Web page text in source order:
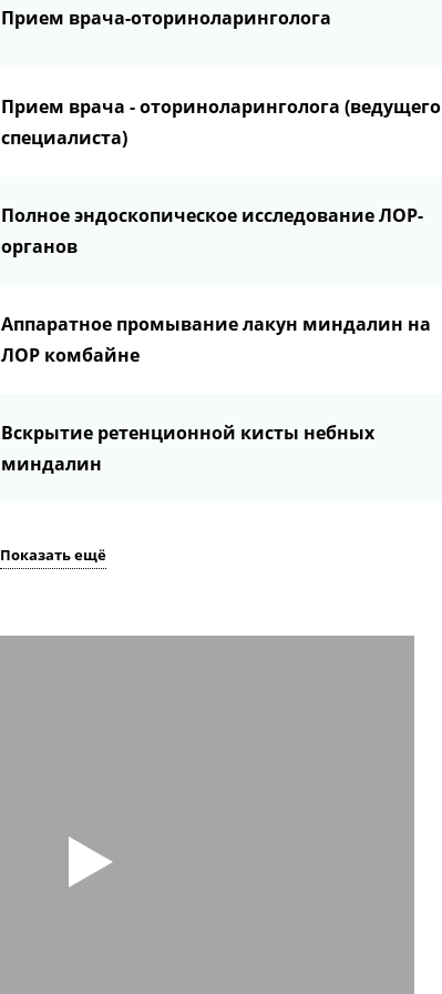
Прием врача-оториноларинголога
Прием врача - оториноларинголога (ведущего
специалиста)
Полное эндоскопическое исследование ЛОР-
органов
Аппаратное промывание лакун миндалин на
ЛОР комбайне
Вскрытие ретенционной кисты небных
миндалин
Показать ещё